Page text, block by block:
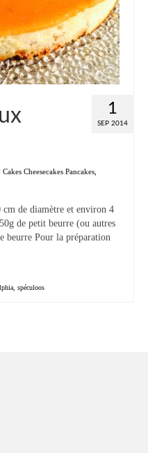
1
SEP 2014
Cakes Cheesecakes Pancakes
de diamètre et environ 4
de petit beurre (ou autres
beurre Pour la préparation
spéculoos